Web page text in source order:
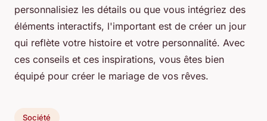
personnalisiez les détails ou que vous intégriez des
éléments interactifs, l'important est de créer un jour
qui reflète votre histoire et votre personnalité. Avec
ces conseils et ces inspirations, vous êtes bien
équipé pour créer le mariage de vos rêves.
Société